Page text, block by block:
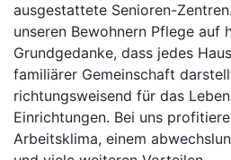
ausgestattete Senioren-
unseren Bewohnern Pflege auf
Grundgedanke, dass jedes
familiärer Gemeinschaft
richtungsweisend für das
Einrichtungen. Bei uns
Arbeitsklima, einem